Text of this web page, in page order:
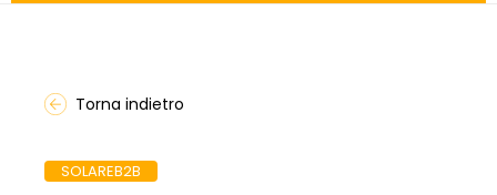
Torna indietro
SOLAREB2B